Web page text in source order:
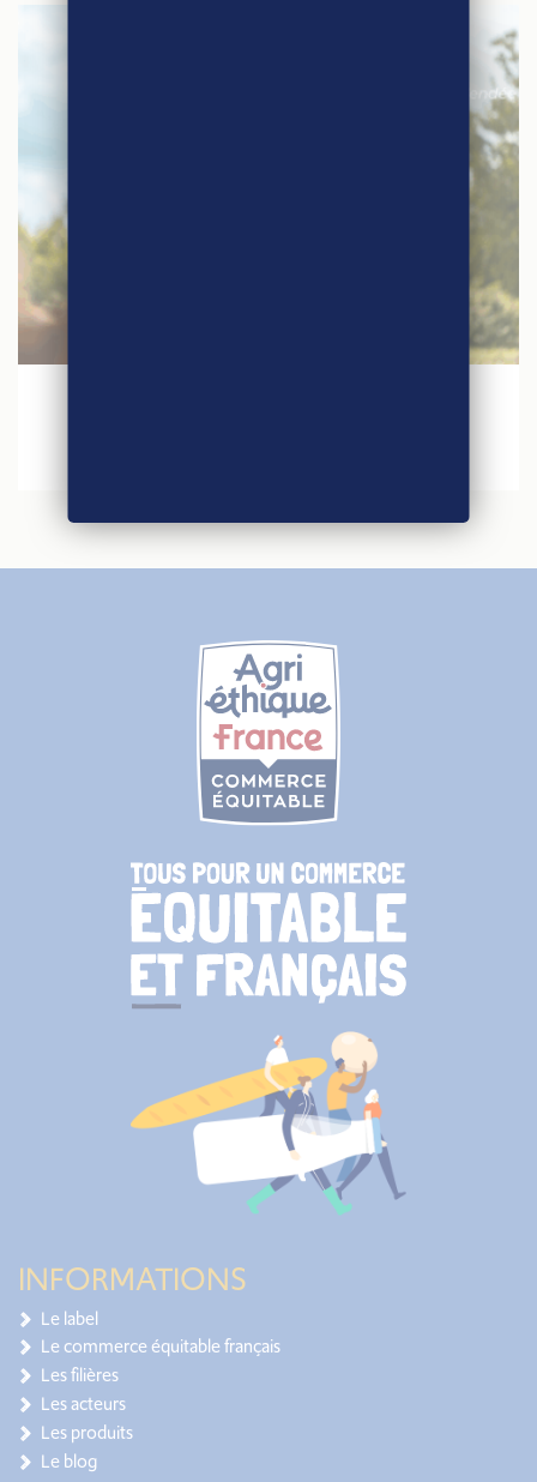
INFORMATIONS
Le label
Le commerce équitable français
Les filières
Les acteurs
Les produits
Le blog